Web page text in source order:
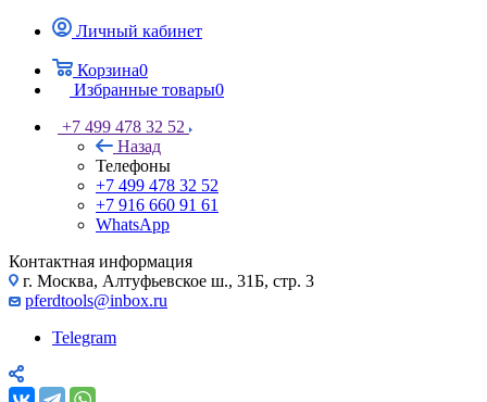
Личный кабинет
Корзина0
Избранные товары0
+7 499 478 32 52
Назад
Телефоны
+7 499 478 32 52
+7 916 660 91 61
WhatsApp
Контактная информация
г. Москва, Алтуфьевское ш., 31Б, стр. 3
pferdtools@inbox.ru
Telegram